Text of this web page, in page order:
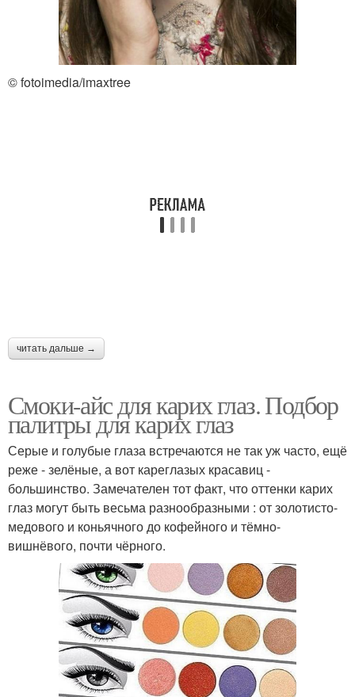
Светлые глаза темный макияж глаз
вечерний макияж глаз дневной макияж глаз
Глаз для карих глаз Глаз для новичков
Макияж для
асимметричных глаз
макияж для голубых
макияж для серых глаз
макияж для зеленых
глаз
© fotoimedia/imaxtree
читать дальше →
Смоки-айс для карих глаз. Подбор
палитры для карих глаз
Серые и голубые глаза встречаются не так уж часто, ещё
реже - зелёные, а вот кареглазых красавиц -
большинство. Замечателен тот факт, что оттенки карих
глаз могут быть весьма разнообразными : от золотисто-
медового и коньячного до кофейного и тёмно-
вишнёвого, почти чёрного.